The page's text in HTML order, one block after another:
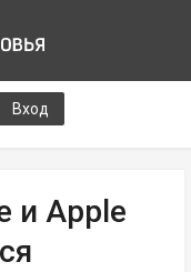
Вход
и Apple